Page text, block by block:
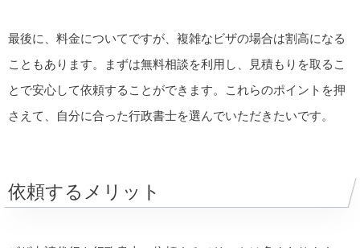
最後に、料金についてですが、複雑なビザの場合は割高になる
こともあります。まずは無料相談を利用し、見積もりを取るこ
とで安心して依頼することができます。これらのポイントを押
さえて、自分に合った行政書士を選んでいただきたいです。
依頼するメリット